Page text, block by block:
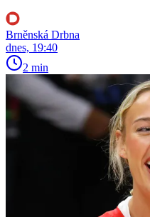
Brněnská Drbna
dnes, 19:40
2 min